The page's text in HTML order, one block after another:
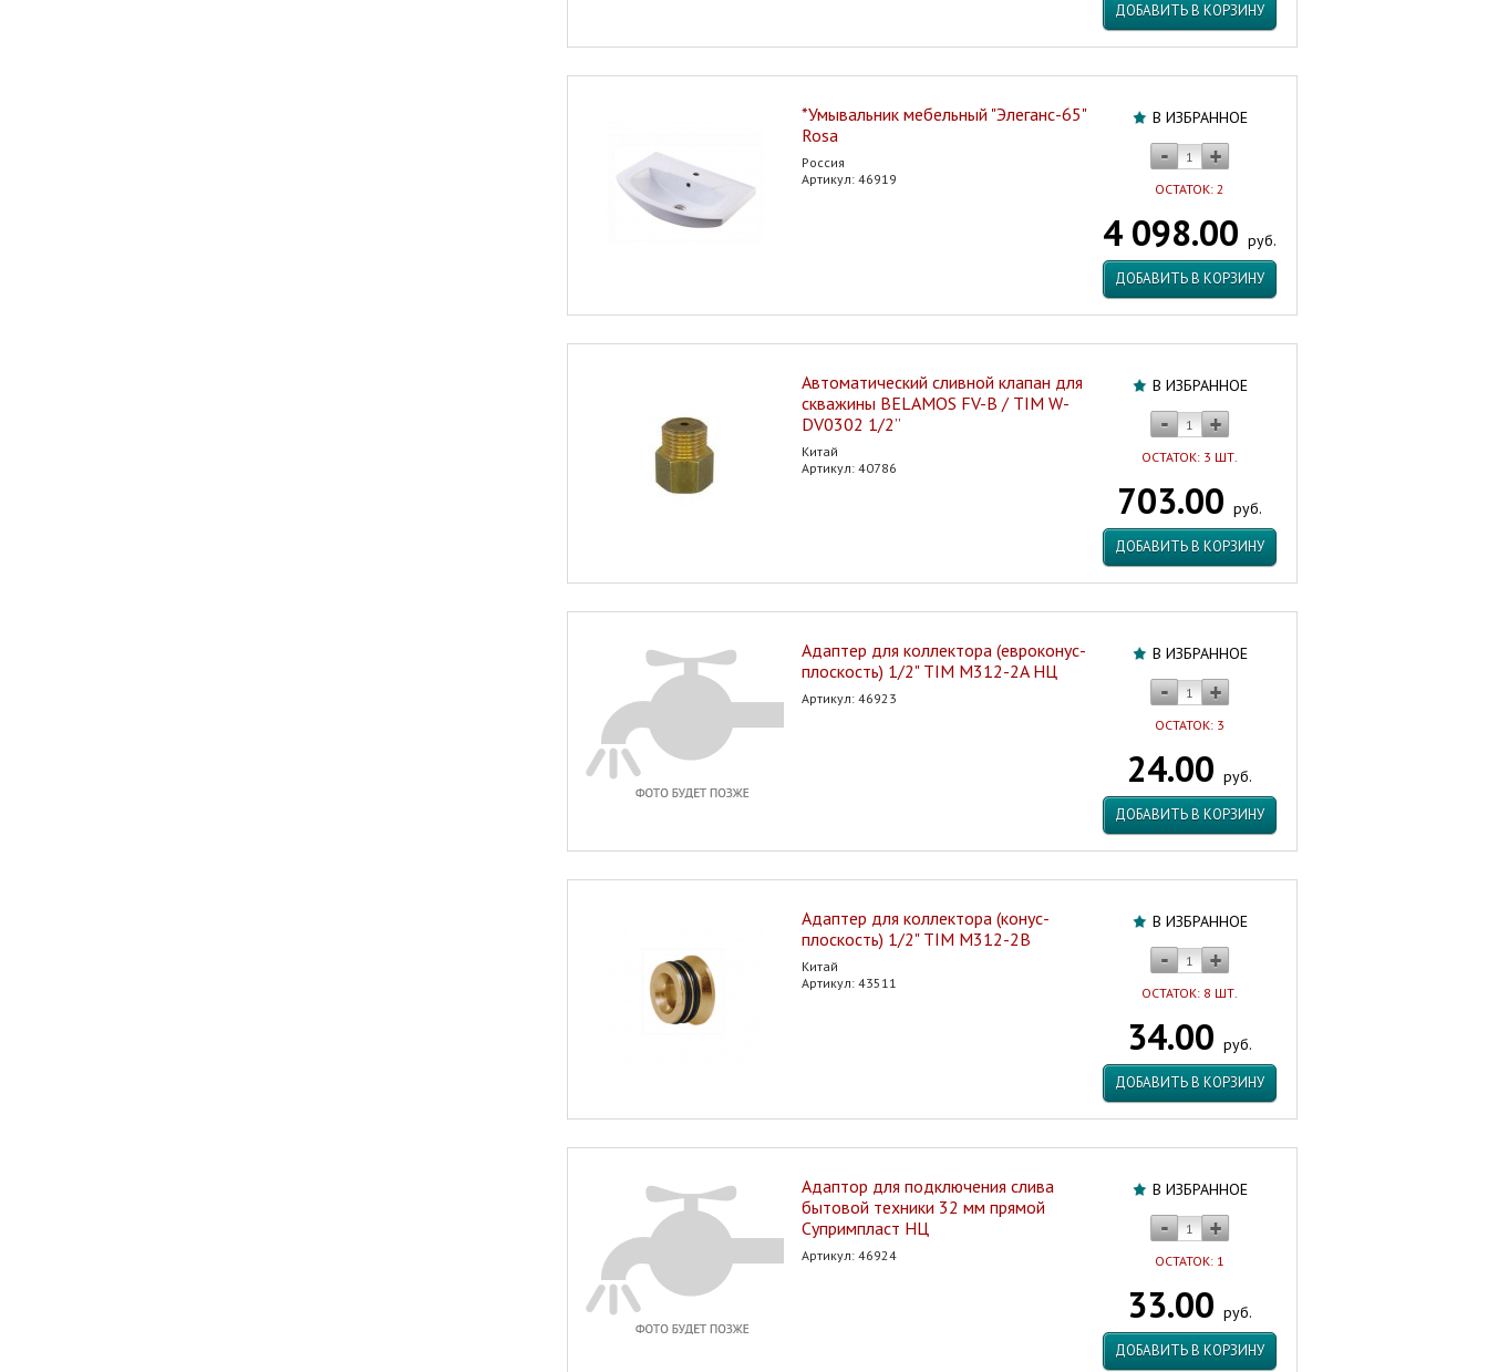
ДОБАВИТЬ В КОРЗИНУ
В ИЗБРАННОЕ
ОСТАТОК: 2
4 098.00 руб.
ДОБАВИТЬ В КОРЗИНУ
*Умывальник мебельный "Элеганс-65"
Rosa
Россия
Артикул: 46919
В ИЗБРАННОЕ
ОСТАТОК: 3 ШТ.
703.00 руб.
ДОБАВИТЬ В КОРЗИНУ
Автоматический сливной клапан для
скважины BELAMOS FV-B / TIM W-
DV0302 1/2”
Китай
Артикул: 40786
В ИЗБРАННОЕ
ОСТАТОК: 3
24.00 руб.
ДОБАВИТЬ В КОРЗИНУ
Адаптер для коллектора (евроконус-
плоскость) 1/2" TIM M312-2A НЦ
Артикул: 46923
В ИЗБРАННОЕ
ОСТАТОК: 8 ШТ.
34.00 руб.
ДОБАВИТЬ В КОРЗИНУ
Адаптер для коллектора (конус-
плоскость) 1/2" TIM M312-2B
Китай
Артикул: 43511
В ИЗБРАННОЕ
ОСТАТОК: 1
33.00 руб.
ДОБАВИТЬ В КОРЗИНУ
Адаптор для подключения слива
бытовой техники 32 мм прямой
Супримпласт НЦ
Артикул: 46924